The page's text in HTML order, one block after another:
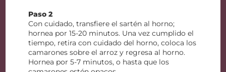
Paso 2
Con cuidado, transfiere el sartén al horno;
hornea por 15-20 minutos. Una vez cumplido el
tiempo, retira con cuidado del horno, coloca los
camarones sobre el arroz y regresa al horno.
Hornea por 5-7 minutos, o hasta que los